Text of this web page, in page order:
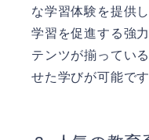
な学習体験を提供
学習を促進する強
テンツが揃ってい
せた学びが可能です